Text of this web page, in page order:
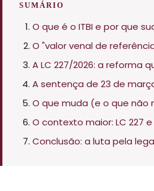
SUMÁRIO
O que é o ITBI e por que
O "valor venal de
A LC 227/2026: a reforma
A sentença de 23 de
O que muda (e o que
O contexto maior: LC 227
Conclusão: a luta pela